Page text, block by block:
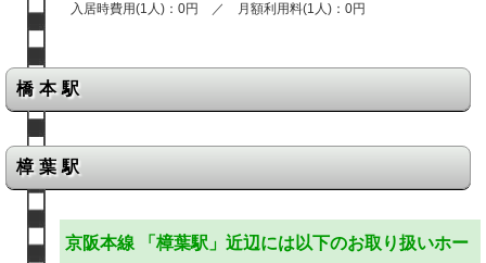
入居時費用(1人)：0円 ／ 月額利用料(1人)：0円
橋本駅
樟葉駅
京阪本線 「樟葉駅」近辺には以下のお取り扱いホー